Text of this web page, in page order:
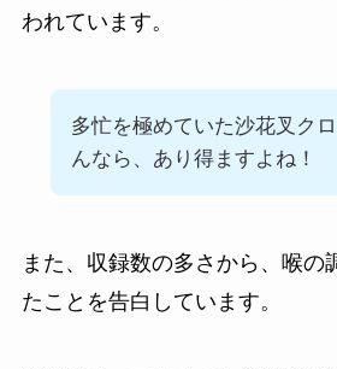
われています。
多忙を極めていた沙花叉ク
んなら、あり得ますよね！
また、収録数の多さから、喉の
たことを告白しています。